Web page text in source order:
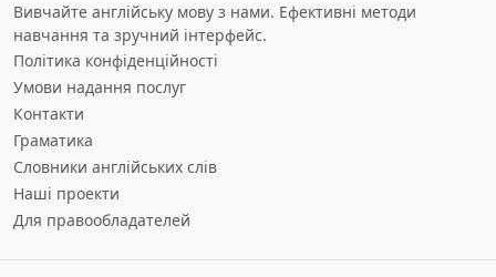
Вивчайте англійську мову з нами. Ефективні методи
навчання та зручний інтерфейс.
Політика конфіденційності
Умови надання послуг
Контакти
Граматика
Словники англійських слів
Наші проекти
Для правообладателей